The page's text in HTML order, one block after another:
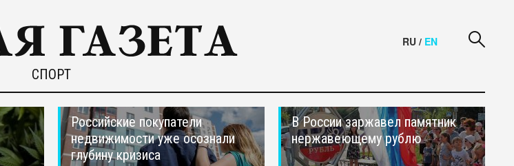
СПОРТ
RU / EN
Российские покупатели
недвижимости уже осознали
глубину кризиса
В России заржавел памятник
нержавеющему рублю